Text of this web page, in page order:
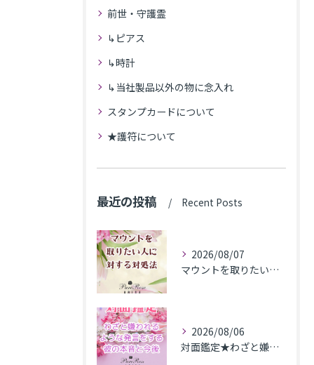
前世・守護霊
↳ピアス
↳時計
↳当社製品以外の物に念入れ
スタンプカードについて
★護符について
最近の投稿 Recent Posts
2026/08/07
マウントを取りたい人に対する対処法
2026/08/06
対面鑑定★わざと嫌われるような発言をする彼の本音と今後★埼玉県M.K様